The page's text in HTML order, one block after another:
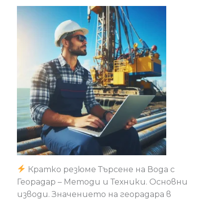
Кратко резюме Търсене на Вода с
Георадар – Методи и Техники. Основни
изводи. Значението на георадара в